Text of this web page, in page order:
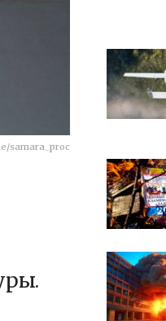
samara_proc